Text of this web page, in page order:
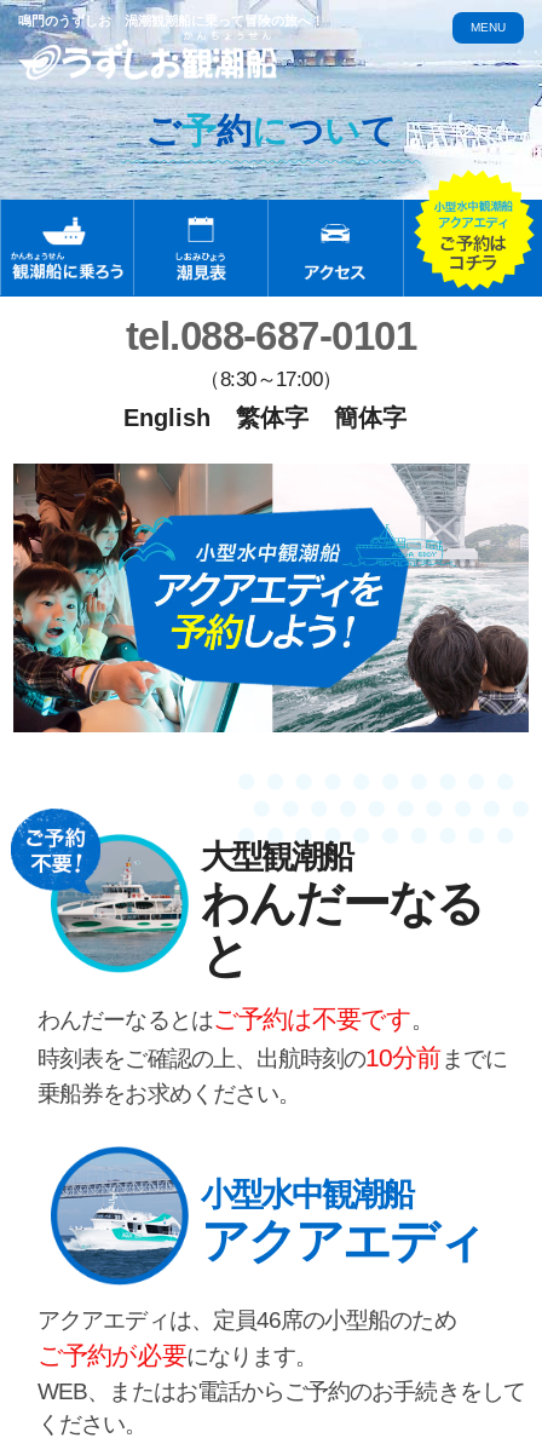
鳴門のうずしお 渦潮観潮船に乗って冒険の旅へ！
tel.088-687-0101
（8:30～17:00）
English 繁体字 簡体字
MENU
ご予約について
大型観潮船
わんだーなる
と
わんだーなるとはご予約は不要です。
時刻表をご確認の上、出航時刻の10分前 までに
乗船券をお求めください。
小型水中観潮船
アクアエディ
アクアエディは、定員46席の小型船のため
ご予約が必要になります。
WEB、またはお電話からご予約のお手続きをして
ください。